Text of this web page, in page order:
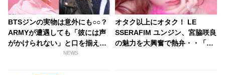
BTSジンの実物は意外にも○○？
ARMYが遭遇しても「彼には声
がかけられない」と口を揃え
る、その気になる理由とは？
NEWS
オタク以上にオタク！ LE
SSERAFIM ユンジン、宮脇咲良
の魅力を大興奮で熱弁・・「な